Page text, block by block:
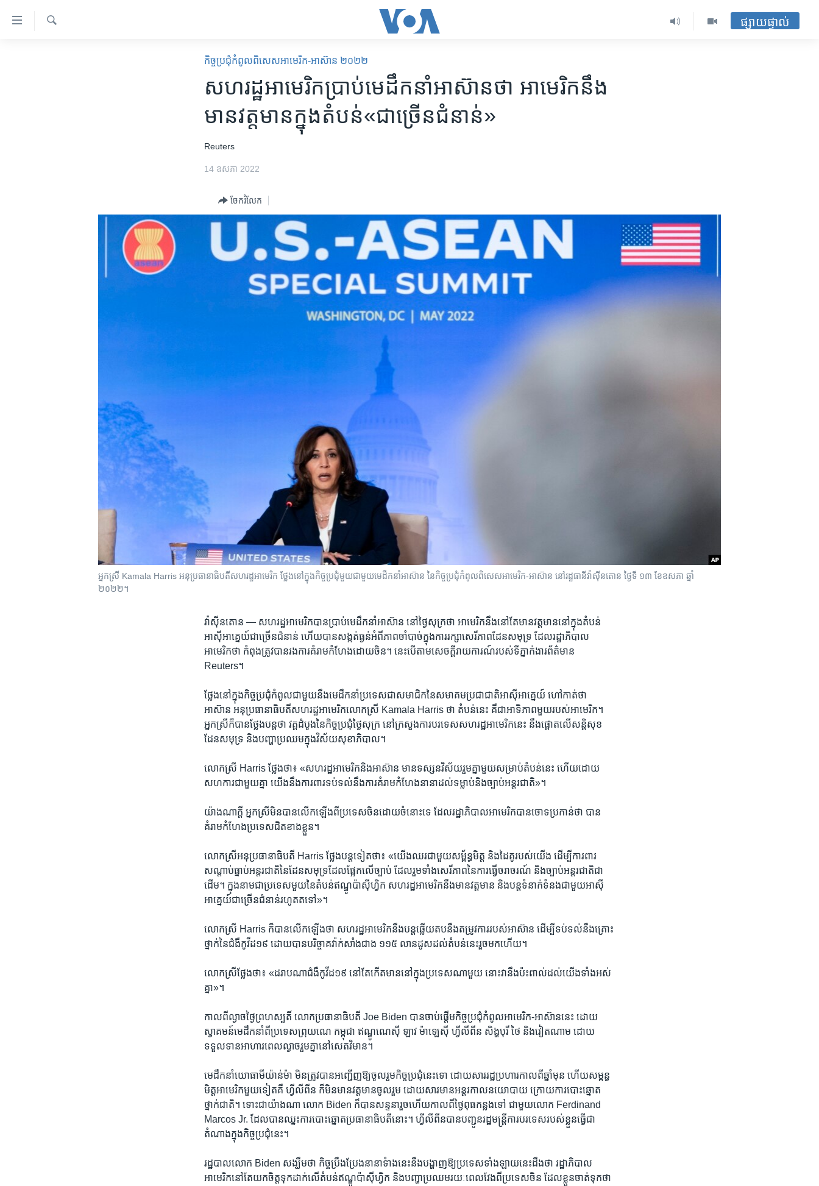
ទៅ​
ផ្សាយផ្ទាល់
កិច្ចប្រជុំ​កំពូល​ពិសេសអាមេរិក-អាស៊ាន ២០២២
សហរដ្ឋ​អាមេរិក​ប្រាប់​មេដឹកនាំ​​អាស៊ាន​ថា អាមេរិក​នឹង​
មាន​វត្តមាន​ក្នុង​តំបន់​«ជា​ច្រើន​ជំនាន់»
Reuters
14 ឧសភា 2022
ចែករំលែក
អ្នកស្រី Kamala Harris អនុប្រធានាធិបតីសហរដ្ឋអាមេរិក ថ្លែងនៅក្នុងកិច្ចប្រជុំមួយជាមួយមេដឹកនាំអាស៊ាន នៃកិច្ចប្រជុំកំពូលពិសេសអាមេរិក-អាស៊ាន នៅរដ្ឋធានីវ៉ាស៊ីនតោន ថ្ងៃទី ១៣ ខែឧសភា ឆ្នាំ
២០២២។
វ៉ាស៊ីនតោន — សហរដ្ឋ​អាមេរិក​បាន​ប្រាប់​មេដឹកនាំ​អាស៊ាន​ នៅ​ថ្ងៃ​សុក្រ​ថា អាមេរិក​នឹង​នៅ​តែ​មាន​វត្តមាន​នៅ​ក្នុង​តំបន់​
អាស៊ីអាគ្នេយ៍​ជា​ច្រើន​ជំនាន់ ហើយ​បាន​សង្កត់​ធ្ងន់​អំពី​ភាព​ចាំបាច់​ក្នុង​ការ​រក្សា​សេរីភាព​ដែន​សមុទ្រ ដែល​រដ្ឋាភិបាល​
អាមេរិក​ថា កំពុង​ត្រូវ​បាន​រង​ការ​គំរាមកំហែង​ដោយ​ចិន។ នេះ​បើ​តាម​សេចក្តី​រាយការណ៍​របស់​ទីភ្នាក់ងារ​ព័ត៌មាន​
Reuters។
ថ្លែង​នៅ​ក្នុង​កិច្ច​ប្រជុំ​កំពូល​ជាមួយ​នឹង​មេដឹកនាំ​ប្រទេស​ជា​សមាជិក​នៃ​សមាគម​ប្រជាជាតិ​អាស៊ីអាគ្នេយ៍ ហៅកាត់​ថា
អាស៊ាន អនុ​ប្រធានាធិបតី​សហរដ្ឋ​អាមេរិក​លោកស្រី Kamala Harris ថា តំបន់​នេះ គឺ​ជា​អាទិភាព​មួយ​របស់​អាមេរិក។
អ្នក​ស្រី​ក៏​បាន​ថ្លែង​បន្ត​ថា វគ្គ​ដំបូង​នៃ​កិច្ចប្រជុំ​ថ្ងៃ​សុក្រ នៅ​ក្រសួង​ការបរទេស​សហរដ្ឋ​អាមេរិក​នេះ នឹង​ផ្តោត​លើ​សន្តិសុខ​
ដែនសមុទ្រ និង​បញ្ហា​ប្រឈម​ក្នុង​វិស័យ​សុខាភិបាល។ ​
លោកស្រី Harris ថ្លែង​ថា៖ «សហរដ្ឋ​អាមេរិក​និង​អាស៊ាន មាន​ទស្សនវិស័យ​រួម​គ្នា​មួយ​សម្រាប់​តំបន់​នេះ ហើយ​ដោយ​
សហការ​ជាមួយ​គ្នា យើង​នឹង​ការពារ​ទប់ទល់​នឹង​ការ​គំរាមកំហែង​នានា​ដល់ទម្លាប់​និង​ច្បាប់​អន្តរជាតិ»។
យ៉ាងណា​ក្តី អ្នកស្រី​មិន​បាន​លើកឡើង​ពី​ប្រទេស​ចិន​ដោយ​ចំ​នោះ​ទេ ដែល​រដ្ឋាភិបាល​អាមេរិក​បាន​ចោទ​ប្រកាន់​ថា បាន​
គំរាមកំហែង​ប្រទេស​ជិត​ខាង​ខ្លួន។ ​
លោកស្រី​អនុប្រធានាធិបតី​ Harris ​ថ្លែង​បន្ត​ទៀត​ថា៖ «យើង​ឈរ​ជាមួយ​សម្ព័ន្ធមិត្ត​ និង​ដៃគូ​របស់​យើង ដើម្បី​ការពារ​
សណ្តាប់ធ្នាប់អន្តរជាតិ​នៃដែន​សមុទ្រដែល​ផ្អែក​លើ​ច្បាប់ ​ដែល​រួមទាំង​សេរីភាព​នៃ​ការ​ធ្វើ​ចរាចរណ៍ និង​ច្បាប់​អន្តរជាតិ​ជា​
ដើម។ ក្នុង​នាម​ជា​ប្រទេស​មួយ​នៃ​តំបន់​ឥណ្ឌូប៉ាស៊ីហ្វិក សហរដ្ឋ​អាមេរិក​នឹង​មាន​វត្តមាន និង​បន្ត​ទំនាក់ទំនង​ជាមួយ​អាស៊ី​
អាគ្នេយ៍​ជា​ច្រើន​ជំនាន់​រហូត​តទៅ»។
លោកស្រី Harris ក៏​បាន​លើក​ឡើង​ថា សហរដ្ឋ​អាមេរិក​នឹង​បន្ត​ឆ្លើយតប​នឹង​តម្រូវការ​របស់​អាស៊ាន​ ដើម្បី​ទប់ទល់​នឹង​គ្រោះ
ថ្នាក់​នៃ​ជំងឺ​កូវីដ១៩ ដោយ​បាន​បរិច្ចាគ​វ៉ាក់សាំង​ជាង ១១៥ លាន​ដូស​ដល់​តំបន់​នេះ​រួច​មក​ហើយ។
លោកស្រី​ថ្លែង​ថា៖ «ដរាប​ណា​ជំងឺ​កូវីដ១៩ នៅ​តែ​កើត​មាន​នៅ​ក្នុង​ប្រទេស​ណា​មួយ នោះ​វា​នឹង​ប៉ះពាល់​ដល់​យើង​ទាំង​អស់​
គ្នា»។
កាលពី​ល្ងាច​ថ្ងៃ​ព្រហស្បតិ៍ លោក​ប្រធានាធិបតី Joe Biden បាន​ចាប់ផ្តើម​កិច្ច​ប្រជុំ​កំពូល​អាមេរិក-អាស៊ាន​នេះ ដោយ​
ស្វាគមន៍​មេដឹកនាំ​ពី​ប្រទេស​ព្រុយណេ កម្ពុជា ឥណ្ឌូណេស៊ី ឡាវ ម៉ាឡេស៊ី ហ្វីលីពីន សិង្ហបុរី ថៃ និង​វៀតណាម ដោយ​
ទទួលទាន​អាហារពេល​ល្ងាច​រួម​គ្នា​នៅ​សេតវិមាន។
មេដឹកនាំ​យោធា​មីយ៉ាន់ម៉ា មិន​ត្រូវ​បាន​អញ្ជើញ​ឱ្យ​ចូលរួម​កិច្ច​ប្រជុំ​នេះ​ទោ ដោយសារ​រដ្ឋប្រហារ​កាលពី​ឆ្នាំ​មុន ហើយ​សម្ពន្ធ
មិត្ត​អាមេរិក​មួយ​ទៀត​គឺ ហ្វីលីពីន ក៏​មិន​មាន​វត្តមាន​ចូលរួម ដោយសារ​មាន​អន្តរកាល​នយោបាយ ក្រោយ​ការ​បោះឆ្នោត​
ថ្នាក់​ជាតិ។ ទោះ​ជាយ៉ាងណា លោក Biden ក៏បាន​សន្ទនា​រួច​ហើយ​កាល​ពី​ថ្ងៃ​ពុធ​កន្លង​ទៅ​ ជាមួយលោក Ferdinand
Marcos Jr. ដែល​បាន​ឈ្នះ​ការ​បោះឆ្នោត​ប្រធានាធិបតីនោះ។ ហ្វីលីពីន​បាន​បញ្ជូន​រដ្ឋមន្ត្រីការបរទេស​របស់​ខ្លួន​ធ្វើ​ជា​
តំណាង​ក្នុង​កិច្ច​ប្រជុំ​នេះ។ ​
រដ្ឋបាល​លោក Biden សង្ឃឹម​ថា កិច្ចប្រឹងប្រែង​នានា​ទំាង​នេះ​នឹង​បង្ហាញ​ឱ្យ​ប្រទេស​ទាំង​ឡាយ​នេះ​ដឹង​ថា រដ្ឋាភិបាល​
អាមេរិក​នៅតែ​យក​ចិត្ត​ទុកដាក់​លើ​តំបន់​ឥណ្ឌូប៉ាស៊ីហ្វិក និង​បញ្ហាប្រឈម​រយៈពេល​វែង​ពី​ប្រទេស​ចិន ដែល​ខ្លួន​ចាត់ទុក​ថា​